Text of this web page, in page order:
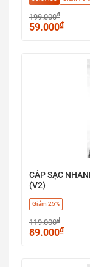
199.000₫
59.000₫
CÁP SẠC
(V2)
Giảm 25%
119.000₫
89.000₫